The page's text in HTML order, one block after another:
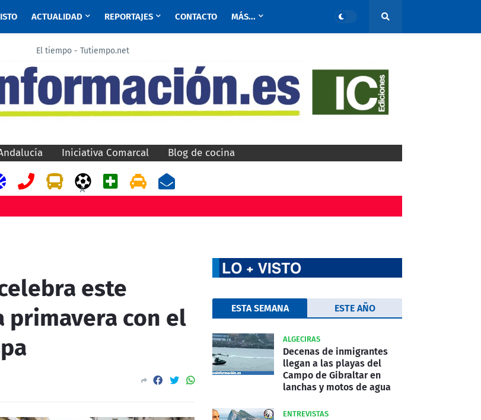
ACTUALIDAD REPORTAJES CONTACTO MÁS...
El tiempo - Tutiempo.net
Iniciativa Comarcal Blog de cocina
A
este
primavera con el
ESTA SEMANA ESTE AÑO
ALGECIRAS
Decenas de inmigrantes
llegan a las playas del
Campo de Gibraltar en
lanchas y motos de agua
ENTREVISTAS